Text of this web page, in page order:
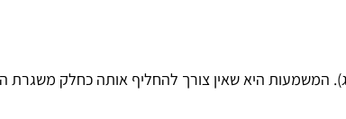
המשמעות היא שאין צורך להחליף אותה כחלק